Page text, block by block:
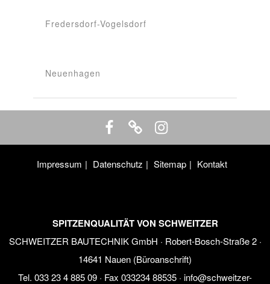
Fredersdorf-Vogelsdorf
Neuenhagen
Impressum Datenschutz Sitemap Kontakt
SPITZENQUALITÄT VON SCHWEITZER
SCHWEITZER BAUTECHNIK GmbH · Robert-Bosch-Straße 2 ·
14641 Nauen (Büroanschrift)
Tel. 033 23 4 885 09 · Fax 033234 88535 · info@schweitzer-